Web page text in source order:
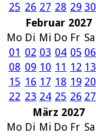
25 26 27 28 29 30
Februar 2027
Mo Di Mi Do Fr Sa
01 02 03 04 05 06
08 09 10 11 12 13
15 16 17 18 19 20
22 23 24 25 26 27
März 2027
Mo Di Mi Do Fr Sa